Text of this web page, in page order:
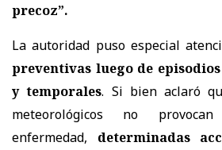
precoz”.
La autoridad puso especial
preventivas luego de
y temporales. Si bien aclaró
meteorológicos no
enfermedad, determinadas